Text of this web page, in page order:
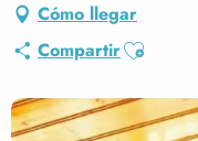
Cómo llegar
CompartirAjouter